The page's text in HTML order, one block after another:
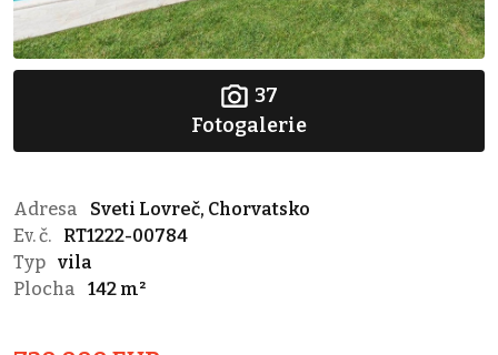
37
Fotogalerie
Adresa
Sveti Lovreč, Chorvatsko
Ev. č.
RT1222-00784
Typ vila
Plocha
142 m²